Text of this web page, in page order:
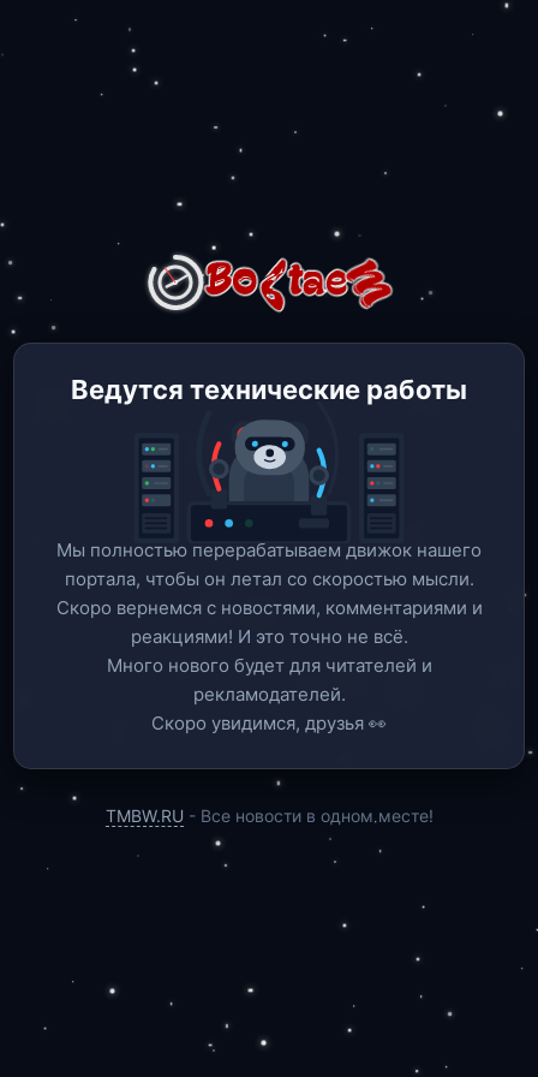
Ведутся технические работы
Мы полностью перерабатываем движок нашего
портала, чтобы он летал со скоростью мысли.
Скоро вернемся c новостями, комментариями и
реакциями! И это точно не всё.
Много нового будет для читателей и
рекламодателей.
Скоро увидимся, друзья 👀
TMBW.RU - Все новости в одном месте!